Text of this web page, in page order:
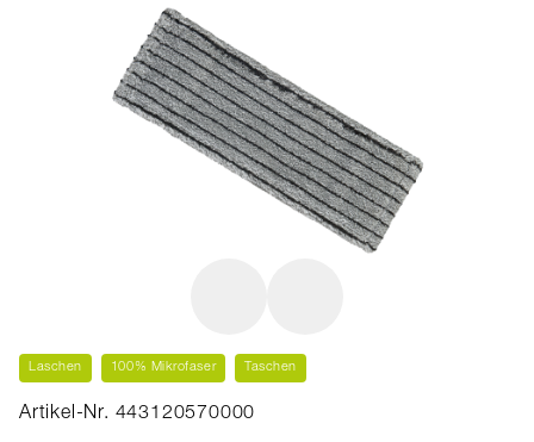
Laschen 100% Mikrofaser Taschen
Artikel-Nr. 443120570000